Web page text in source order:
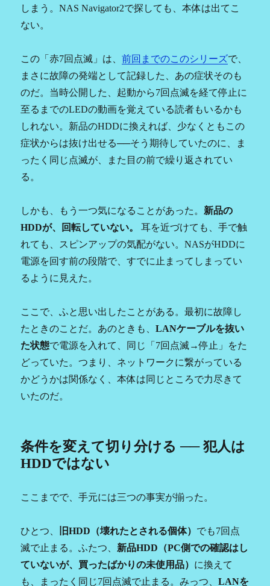
しまう。NAS Navigator2で探しても、本体は出てこ
ない。
この「赤7回点滅」は、前回までのこのシリーズで、
まさに故障の発端として記録した、あの症状そのも
のだ。当時公開した、起動から7回点滅を経て停止に
至るまでのLEDの動画を覚えている読者もいるかも
しれない。新品のHDDに換えれば、少なくともこの
症状からは抜け出せる──そう期待していたのに、ま
ったく同じ点滅が、また目の前で繰り返されてい
る。
しかも、もう一つ気になることがあった。 新品の
HDDが、回転していない。
耳を近づけても、手で触
れても、スピンアップの気配がない。NASがHDDに
電源を回す前の段階で、すでに止まってしまってい
るように見えた。
ここで、ふと思い出したことがある。最初に故障し
たときのことだ。あのときも、LANケーブルを抜い
た状態で電源を入れて、同じ「7回点滅→停止」をた
どっていた。つまり、ネットワークに繋がっている
かどうかは関係なく、本体は同じところで力尽きて
いたのだ。
条件を変えて切り分ける ── 犯人は
HDDではない
ここまでで、手元には三つの事実が揃った。
ひとつ、 旧HDD（壊れたとされる個体） でも7回点
滅で止まる。ふたつ、 新品HDD（PC側での確認はし
ていないが、買ったばかりの未使用品） に換えて
も、まったく同じ7回点滅で止まる。みっつ、LANを